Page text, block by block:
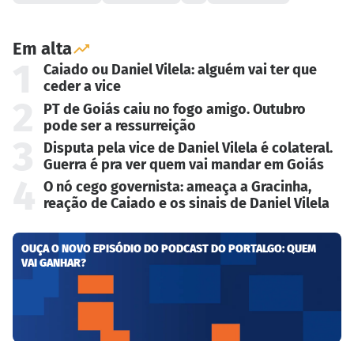
Em alta
Caiado ou Daniel Vilela: alguém vai ter que
ceder a vice
PT de Goiás caiu no fogo amigo. Outubro
pode ser a ressurreição
Disputa pela vice de Daniel Vilela é colateral.
Guerra é pra ver quem vai mandar em Goiás
O nó cego governista: ameaça a Gracinha,
reação de Caiado e os sinais de Daniel Vilela
OUÇA O NOVO EPISÓDIO DO PODCAST DO PORTALGO: QUEM
VAI GANHAR?